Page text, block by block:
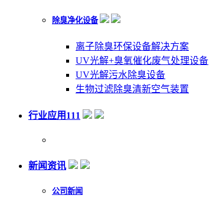
除臭净化设备
离子除臭环保设备解决方案
UV光解+臭氧催化废气处理设备
UV光解污水除臭设备
生物过滤除臭清新空气装置
行业应用111
新闻资讯
公司新闻